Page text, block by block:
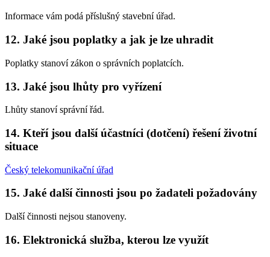
Informace vám podá příslušný stavební úřad.
12. Jaké jsou poplatky a jak je lze uhradit
Poplatky stanoví zákon o správních poplatcích.
13. Jaké jsou lhůty pro vyřízení
Lhůty stanoví správní řád.
14. Kteří jsou další účastníci (dotčení) řešení životní
situace
Český telekomunikační úřad
15. Jaké další činnosti jsou po žadateli požadovány
Další činnosti nejsou stanoveny.
16. Elektronická služba, kterou lze využít